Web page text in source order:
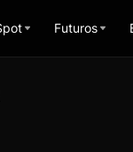
Futuros